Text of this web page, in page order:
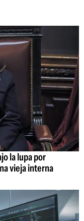
la lupa por
vieja interna